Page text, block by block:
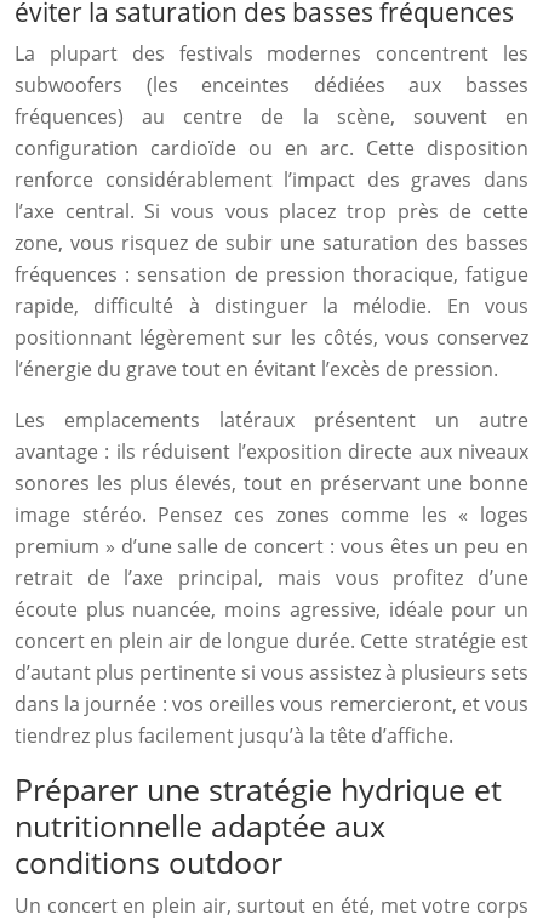
éviter la saturation des basses fréquences
La plupart des festivals modernes concentrent les
subwoofers (les enceintes dédiées aux basses
fréquences) au centre de la scène, souvent en
configuration cardioïde ou en arc. Cette disposition
renforce considérablement l’impact des graves dans
l’axe central. Si vous vous placez trop près de cette
zone, vous risquez de subir une saturation des basses
fréquences : sensation de pression thoracique, fatigue
rapide, difficulté à distinguer la mélodie. En vous
positionnant légèrement sur les côtés, vous conservez
l’énergie du grave tout en évitant l’excès de pression.
Les emplacements latéraux présentent un autre
avantage : ils réduisent l’exposition directe aux niveaux
sonores les plus élevés, tout en préservant une bonne
image stéréo. Pensez ces zones comme les « loges
premium » d’une salle de concert : vous êtes un peu en
retrait de l’axe principal, mais vous profitez d’une
écoute plus nuancée, moins agressive, idéale pour un
concert en plein air de longue durée. Cette stratégie est
d’autant plus pertinente si vous assistez à plusieurs sets
dans la journée : vos oreilles vous remercieront, et vous
tiendrez plus facilement jusqu’à la tête d’affiche.
Préparer une stratégie hydrique et
nutritionnelle adaptée aux
conditions outdoor
Un concert en plein air, surtout en été, met votre corps